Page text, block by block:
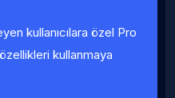
kullanıcılara özel Pro
kullanmaya